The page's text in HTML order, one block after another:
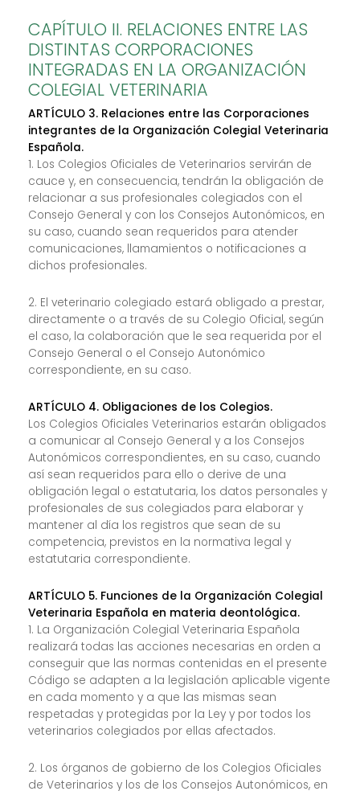
CAPÍTULO II. RELACIONES ENTRE LAS
DISTINTAS CORPORACIONES
INTEGRADAS EN LA ORGANIZACIÓN
COLEGIAL VETERINARIA
ARTÍCULO 3. Relaciones entre las Corporaciones
integrantes de la Organización Colegial Veterinaria
Española.
1. Los Colegios Oficiales de Veterinarios servirán de
cauce y, en consecuencia, tendrán la obligación de
relacionar a sus profesionales colegiados con el
Consejo General y con los Consejos Autonómicos, en
su caso, cuando sean requeridos para atender
comunicaciones, llamamientos o notificaciones a
dichos profesionales.
2. El veterinario colegiado estará obligado a prestar,
directamente o a través de su Colegio Oficial, según
el caso, la colaboración que le sea requerida por el
Consejo General o el Consejo Autonómico
correspondiente, en su caso.
ARTÍCULO 4. Obligaciones de los Colegios.
Los Colegios Oficiales Veterinarios estarán obligados
a comunicar al Consejo General y a los Consejos
Autonómicos correspondientes, en su caso, cuando
así sean requeridos para ello o derive de una
obligación legal o estatutaria, los datos personales y
profesionales de sus colegiados para elaborar y
mantener al día los registros que sean de su
competencia, previstos en la normativa legal y
estatutaria correspondiente.
ARTÍCULO 5. Funciones de la Organización Colegial
Veterinaria Española en materia deontológica.
1. La Organización Colegial Veterinaria Española
realizará todas las acciones necesarias en orden a
conseguir que las normas contenidas en el presente
Código se adapten a la legislación aplicable vigente
en cada momento y a que las mismas sean
respetadas y protegidas por la Ley y por todos los
veterinarios colegiados por ellas afectados.
2. Los órganos de gobierno de los Colegios Oficiales
de Veterinarios y los de los Consejos Autonómicos, en